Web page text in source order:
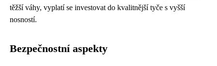
těžší váhy, vyplatí se investovat do kvalitnější tyče s vyšší
nosností.
Bezpečnostní aspekty